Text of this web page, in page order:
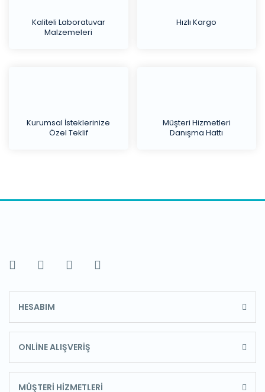
Kaliteli Laboratuvar
Malzemeleri
Hızlı Kargo
Kurumsal İsteklerinize
Özel Teklif
Müşteri Hizmetleri
Danışma Hattı
HESABIM
ONLİNE ALIŞVERİŞ
MÜŞTERİ HİZMETLERİ